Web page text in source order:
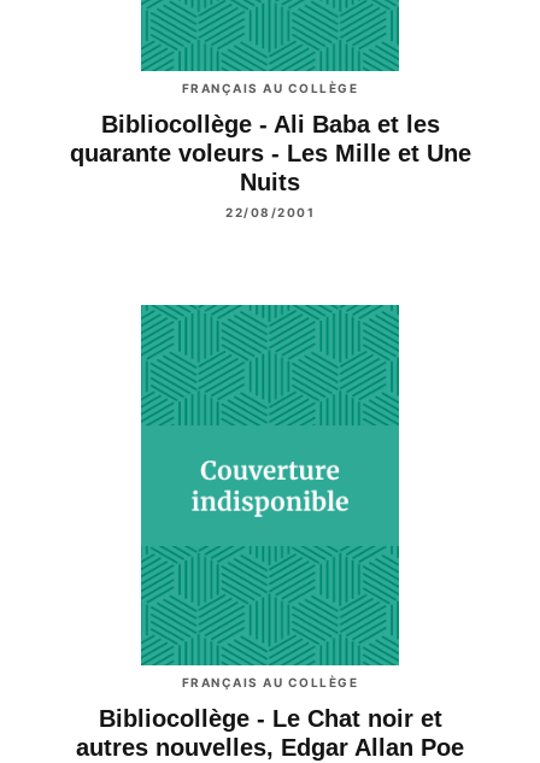
FRANÇAIS AU COLLÈGE
Bibliocollège - Ali Baba et les
quarante voleurs - Les Mille et Une
Nuits
22/08/2001
FRANÇAIS AU COLLÈGE
Bibliocollège - Le Chat noir et
autres nouvelles, Edgar Allan Poe